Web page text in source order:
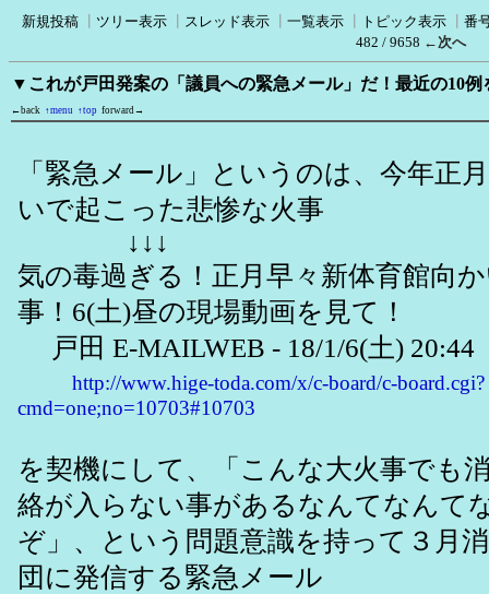
新規投稿 ツリー表示 スレッド表示 一覧表示 トピック表示
番
482 / 9658 ←次へ
▼これが戸田発案の「議員への緊急メール」だ！最近の10例
←back ↑menu ↑top forward→
「緊急メール」というのは、今年正
いで起こった悲惨な火事
↓↓↓
気の毒過ぎる！正月早々新体育館向
事！6(土)昼の現場動画を見て！
戸田 E-MAILWEB - 18/1/6(土) 20:44
http://www.hige-toda.com/x/c-board/c-board.cgi?
cmd=one;no=10703#10703
を契機にして、「こんな大火事でも
絡が入らない事があるなんてなんて
ぞ」、という問題意識を持って３月
団に発信する緊急メール